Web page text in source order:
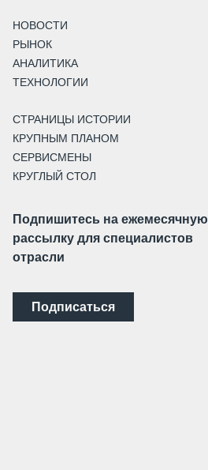
НОВОСТИ
РЫНОК
АНАЛИТИКА
ТЕХНОЛОГИИ
СТРАНИЦЫ ИСТОРИИ
КРУПНЫМ ПЛАНОМ
СЕРВИСМЕНЫ
КРУГЛЫЙ СТОЛ
Подпишитесь на ежемесячную
рассылку для специалистов
отрасли
Подписаться